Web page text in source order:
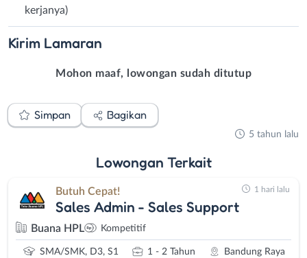
kerjanya)
Kirim Lamaran
Mohon maaf, lowongan sudah ditutup
Simpan Bagikan
5 tahun lalu
Lowongan Terkait
Butuh Cepat!
Sales Admin - Sales Support
Buana HPL Kompetitif
SMA/SMK, D3, S1 1 - 2 Tahun Bandung Raya
1 hari lalu